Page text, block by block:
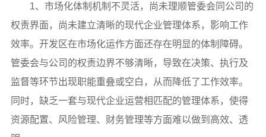
1、市场化体制机制不灵活，尚未理顺管委会同公司的
权责界面，尚未建立清晰的现代企业管理体系，影响工作
效率。开发区在市场化运作方面还存在明显的体制障碍。
管委会与公司的权责边界不够清晰，导致在决策、执行及
监督等环节出现职能重叠或空白，从而降低了工作效率。
同时，缺乏一套与现代企业运营相匹配的管理体系，使得
资源配置、风险管理、财务管理等方面难以做到高效、透